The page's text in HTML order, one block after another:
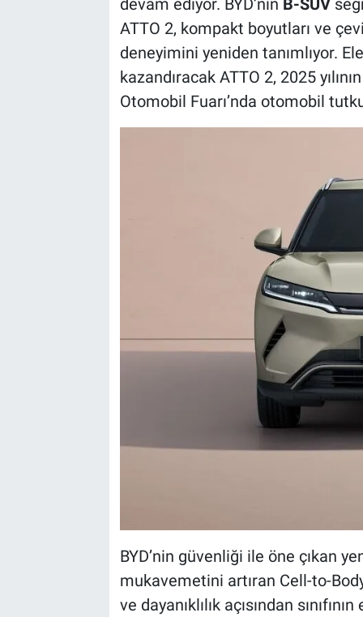
devam ediyor. BYD’nin B-SUV
ATTO 2, kompakt boyutları ve
deneyimini yeniden tanımlıyor.
kazandıracak ATTO 2, 2025
Otomobil Fuarı’nda otomobil
BYD’nin güvenliği ile öne çıkan
mukavemetini artıran Cell-to-
ve dayanıklılık açısından